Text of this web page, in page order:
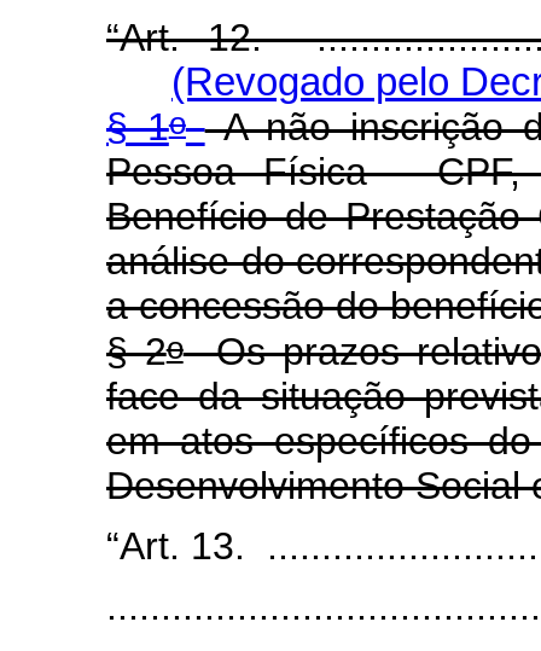
“Art. 12.
(Revogado pelo
§ 1o A não inscrição
Pessoa Física -
Benefício de Prestação
análise do
a concessão do
§ 2oOs prazos
face da situação
em atos específicos
Desenvolvimento Social
“Art. 13.